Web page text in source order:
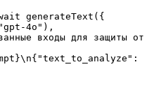
await generateText({
4o"),